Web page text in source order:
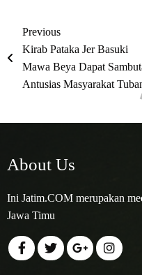
Previous
Kirab Pataka Jer Basuki
Mawa Beya Dapat
Antusias Masyarakat
About Us
Ini Jatim.COM merupakan
Jawa Timu